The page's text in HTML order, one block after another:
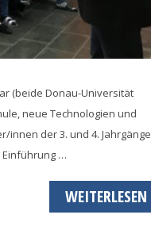
(beide Donau-Universität
neue Technologien und
innen der 3. und 4. Jahrgänge
…
WEITERLESEN